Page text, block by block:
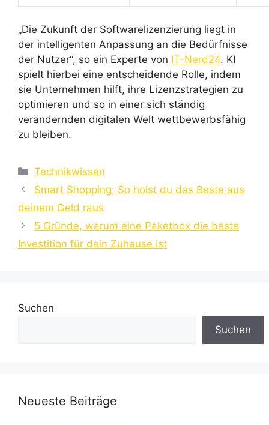
„Die Zukunft der Softwarelizenzierung liegt in
der intelligenten Anpassung an die Bedürfnisse
der Nutzer“, so ein Experte von IT-Nerd24. KI
spielt hierbei eine entscheidende Rolle, indem
sie Unternehmen hilft, ihre Lizenzstrategien zu
optimieren und so in einer sich ständig
verändernden digitalen Welt wettbewerbsfähig
zu bleiben.
Kategorien
Technikwissen
Smart Shopping: So holst du das Beste aus
deinem Geld raus
5 Gründe, warum eine Paketbox die beste
Investition für dein Zuhause ist
Suchen
Suchen
Neueste Beiträge